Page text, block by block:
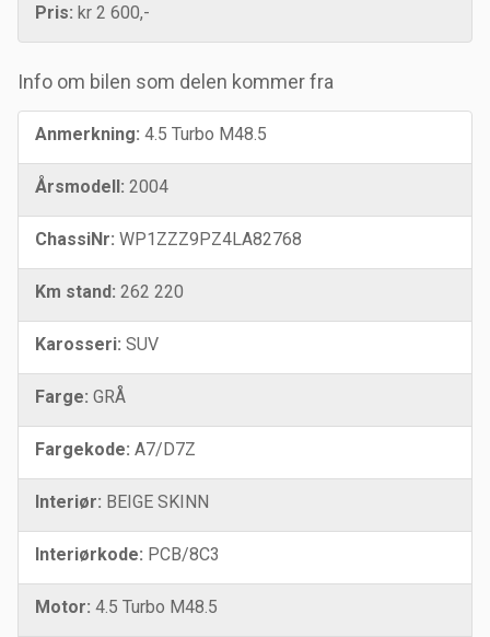
Pris: kr 2 600,-
Info om bilen som delen kommer fra
Anmerkning: 4.5 Turbo M48.5
Årsmodell: 2004
ChassiNr: WP1ZZZ9PZ4LA82768
Km stand: 262 220
Karosseri: SUV
Farge: GRÅ
Fargekode: A7/D7Z
Interiør: BEIGE SKINN
Interiørkode: PCB/8C3
Motor: 4.5 Turbo M48.5